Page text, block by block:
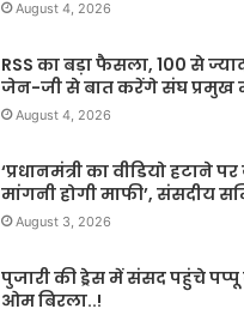
August 4, 2026
RSS का बड़ा फैसला, 100 से
जेन-जी से बात करेंगे संघ प्रमुख
August 4, 2026
‘प्रधानमंत्री का वीडियो हटाने
मांगनी होगी माफी’, संसदीय
August 3, 2026
पुजारी की ड्रेस में संसद पहुंचे
ओम बिरला..!